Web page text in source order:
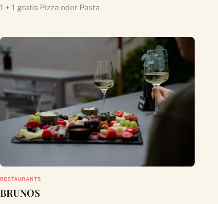
1 + 1 gratis Pizza oder Pasta
RESTAURANTS
BRUNOS